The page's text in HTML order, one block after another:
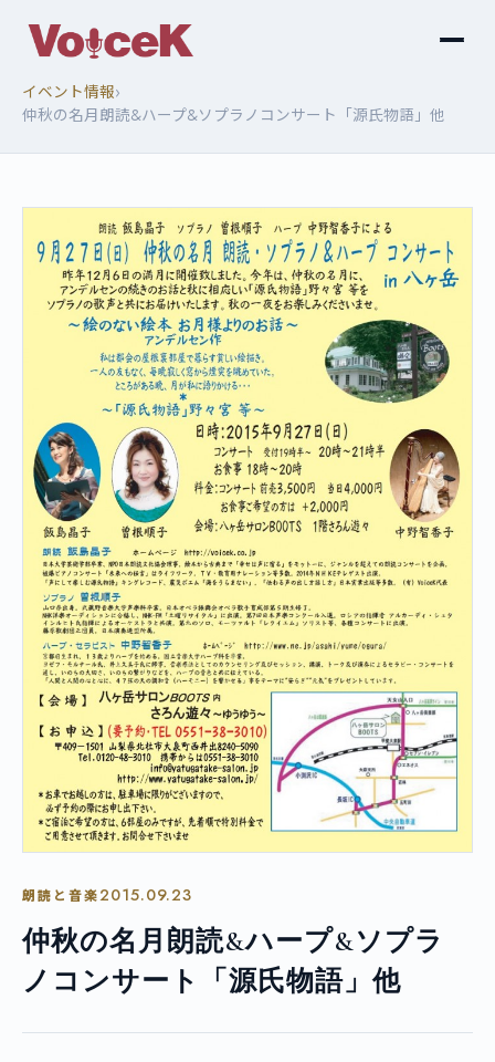
イベント情報›
仲秋の名月朗読&ハープ&ソプラノコンサート「源氏物語」他
朗読と音楽2015.09.23
仲秋の名月朗読&ハープ&ソプラ
ノコンサート「源氏物語」他